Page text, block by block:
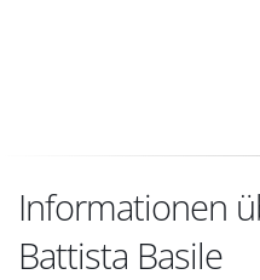
Informationen
Battista Basile